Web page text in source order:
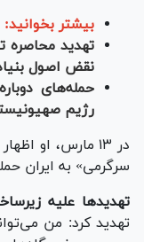
بیشتر بخوانید:
تهدید محاصره
نقض اصول
حمله‌های
رژیم
در ۱۳ مارس، او
سرگرمی» به ایران
تهدید‌ها علیه
تهدید کرد: من